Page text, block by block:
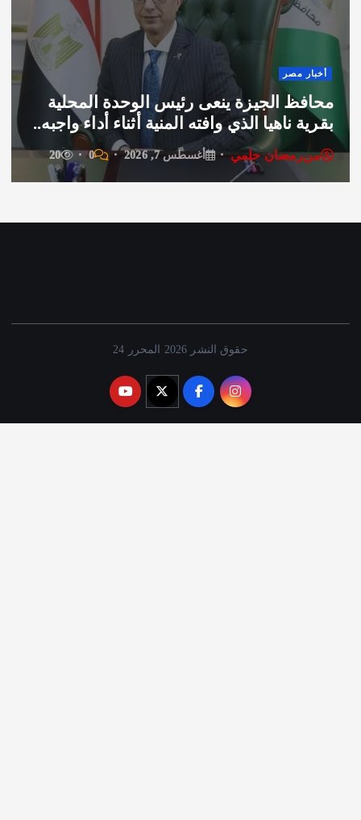
الجيزة ينعى رئيس الوحدة المحلية
ناهيا الذي وافته المنية أثناء أداء واجبه..
رمضان حلمي أغسطس 7, 2026 0
20
حقوق النشر 2026 المحرر 24